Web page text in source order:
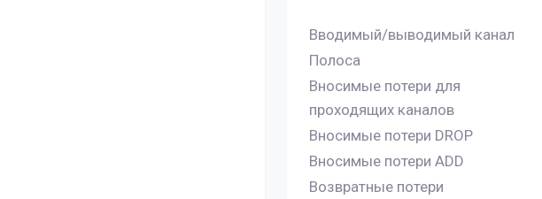
Вводимый/выводимый канал
Полоса
Вносимые потери для
проходящих каналов
Вносимые потери DROP
Вносимые потери ADD
Возвратные потери